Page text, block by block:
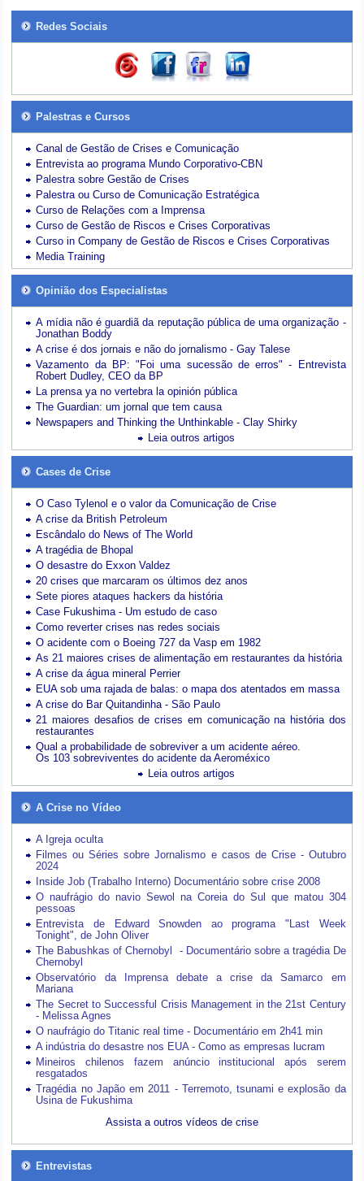
Redes Sociais
Palestras e Cursos
Canal de Gestão de Crises e Comunicação
Entrevista ao programa Mundo Corporativo-CBN
Palestra sobre Gestão de Crises
Palestra ou Curso de Comunicação Estratégica
Curso de Relações com a Imprensa
Curso de Gestão de Riscos e Crises Corporativas
Curso in Company de Gestão de Riscos e Crises Corporativas
Media Training
Opinião dos Especialistas
A mídia não é guardiã da reputação pública de uma organização -
Jonathan Boddy
A crise é dos jornais e não do jornalismo - Gay Talese
Vazamento da BP: "Foi uma sucessão de erros" - Entrevista
Robert Dudley, CEO da BP
La prensa ya no vertebra la opinión pública
The Guardian: um jornal que tem causa
Newspapers and Thinking the Unthinkable - Clay Shirky
Leia outros artigos
Cases de Crise
O Caso Tylenol e o valor da Comunicação de Crise
A crise da British Petroleum
Escândalo do News of The World
A tragédia de Bhopal
O desastre do Exxon Valdez
20 crises que marcaram os últimos dez anos
Sete piores ataques hackers da história
Case Fukushima - Um estudo de caso
Como reverter crises nas redes sociais
O acidente com o Boeing 727 da Vasp em 1982
As 21 maiores crises de alimentação em restaurantes da história
A crise da água mineral Perrier
EUA sob uma rajada de balas: o mapa dos atentados em massa
A crise do Bar Quitandinha - São Paulo
21 maiores desafios de crises em comunicação na história dos
restaurantes
Qual a probabilidade de sobreviver a um acidente aéreo.
Os 103 sobreviventes do acidente da Aeroméxico
Leia outros artigos
A Crise no Vídeo
A Igreja oculta
Filmes ou Séries sobre Jornalismo e casos de Crise - Outubro
2024
Inside Job (Trabalho Interno) Documentário sobre crise 2008
O naufrágio do navio Sewol na Coreia do Sul que matou 304
pessoas
Entrevista de Edward Snowden ao programa "Last Week
Tonight", de John Oliver
The Babushkas of Chernobyl - Documentário sobre a tragédia De
Chernobyl
Observatório da Imprensa debate a crise da Samarco em
Mariana
The Secret to Successful Crisis Management in the 21st Century
- Melissa Agnes
O naufrágio do Titanic real time - Documentário em 2h41 min
A indústria do desastre nos EUA - Como as empresas lucram
Mineiros chilenos fazem anúncio institucional após serem
resgatados
Tragédia no Japão em 2011 - Terremoto, tsunami e explosão da
Usina de Fukushima
Assista a outros vídeos de crise
Entrevistas